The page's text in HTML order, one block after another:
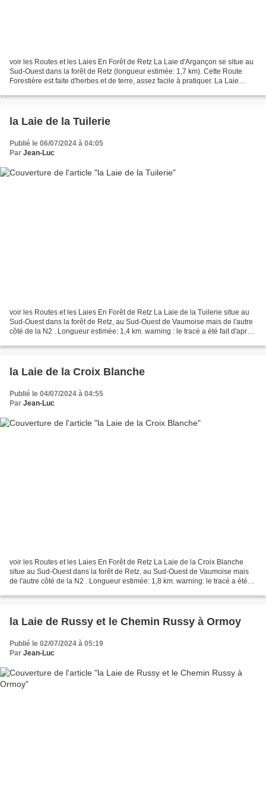
voir les Routes et les Laies En Forêt de Retz La Laie d'Argançon se situe au
Sud-Ouest dans la forêt de Retz (longueur estimée: 1,7 km). Cette Route
Forestière est faite d'herbes et de terre, assez facile à pratiquer. La Laie
la Laie de la Tuilerie
Publié le 06/07/2024 à 04:05
Par Jean-Luc
voir les Routes et les Laies En Forêt de Retz La Laie de la Tuilerie situe au
Sud-Ouest dans la forêt de Retz, au Sud-Ouest de Vaumoise mais de l'autre
côté de la N2 . Longueur estimée: 1,4 km. warning : le tracé a été fait d'après
la Laie de la Croix Blanche
Publié le 04/07/2024 à 04:55
Par Jean-Luc
voir les Routes et les Laies En Forêt de Retz La Laie de la Croix Blanche
situe au Sud-Ouest dans la forêt de Retz, au Sud-Ouest de Vaumoise mais
de l'autre côté de la N2 . Longueur estimée: 1,8 km. warning: le tracé a été
la Laie de Russy et le Chemin Russy à Ormoy
Publié le 02/07/2024 à 05:19
Par Jean-Luc